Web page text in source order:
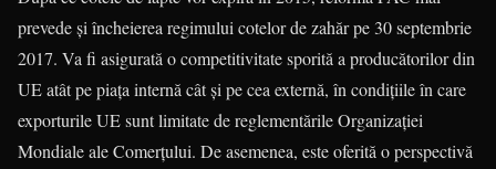
prevede și înche­ierea regimului cotelor de zahăr pe 30 septembrie
2017. Va fi asigurată o com­petitivitate sporită a producătorilor din
UE atât pe piața internă cât și pe cea externă, în condițiile în care
exporturile UE sunt limitate de reglementările Orga­nizației
Mondiale ale Comerțului. De ase­menea, este oferită o perspectivă